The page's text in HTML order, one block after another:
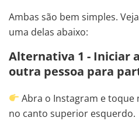
Ambas são bem simples.
uma delas abaixo:
Alternativa 1 - Iniciar
outra pessoa para
Abra o Instagram e toque
no canto superior esquerdo.